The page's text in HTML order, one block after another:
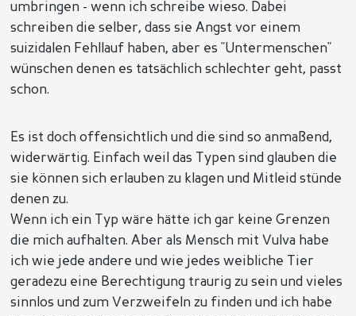
umbringen - wenn ich schreibe wieso. Dabei
schreiben die selber, dass sie Angst vor einem
suizidalen Fehllauf haben, aber es "Untermenschen"
wünschen denen es tatsächlich schlechter geht, passt
schon.
Es ist doch offensichtlich und die sind so anmaßend,
widerwärtig. Einfach weil das Typen sind glauben die
sie können sich erlauben zu klagen und Mitleid stünde
denen zu.
Wenn ich ein Typ wäre hätte ich gar keine Grenzen
die mich aufhalten. Aber als Mensch mit Vulva habe
ich wie jede andere und wie jedes weibliche Tier
geradezu eine Berechtigung traurig zu sein und vieles
sinnlos und zum Verzweifeln zu finden und ich habe